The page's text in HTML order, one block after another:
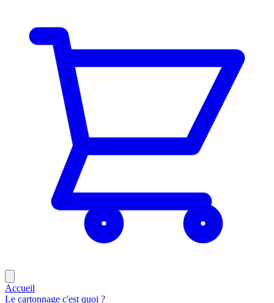
Accueil
Le cartonnage c'est quoi ?